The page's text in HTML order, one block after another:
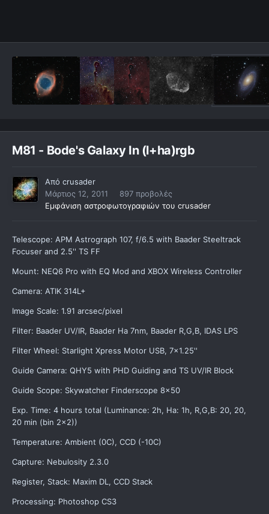
M81 - Bode's Galaxy In (l+ha)rgb
Από crusader
Μάρτιος 12, 2011
897 προβολές
Εμφάνιση αστροφωτογραφιών του crusader
Telescope: APM Astrograph 107, f/6.5 with Baader Steeltrack
Focuser and 2.5'' TS FF
Mount: NEQ6 Pro with EQ Mod and XBOX Wireless Controller
Camera: ATIK 314L+
Image Scale: 1.91 arcsec/pixel
Filter: Baader UV/IR, Baader Ha 7nm, Baader R,G,B, IDAS LPS
Filter Wheel: Starlight Xpress Motor USB, 7x1.25''
Guide Camera: QHY5 with PHD Guiding and TS UV/IR Block
Guide Scope: Skywatcher Finderscope 8x50
Exp. Time: 4 hours total (Luminance: 2h, Ha: 1h, R,G,B: 20, 20,
20 min (bin 2x2))
Temperature: Ambient (0C), CCD (-10C)
Capture: Nebulosity 2.3.0
Register, Stack: Maxim DL, CCD Stack
Processing: Photoshop CS3